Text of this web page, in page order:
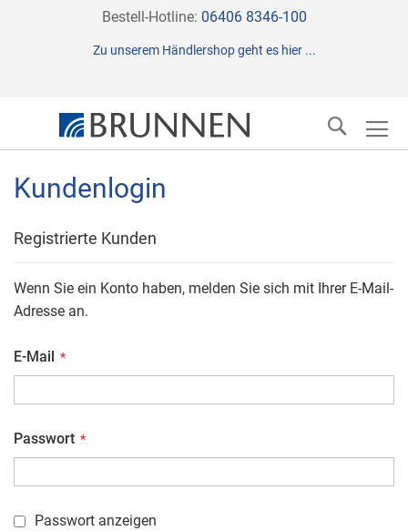
Direkt
Inhalt
Bestell-Hotline: 06406 8346-100
Zu unserem Händlershop geht es hier ...
Suche
Kundenlogin
Registrierte Kunden
Wenn Sie ein Konto haben, melden Sie sich mit Ihrer E-Mail-
Adresse an.
E-Mail
Passwort
Passwort anzeigen